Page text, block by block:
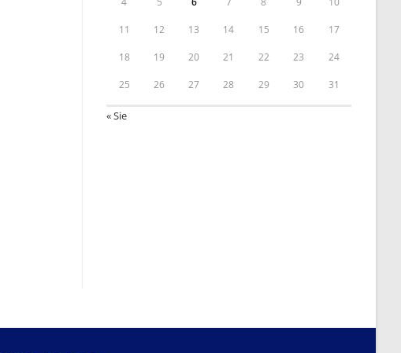
11 12 13 14 15 16 17
18 19 20 21 22 23 24
25 26 27 28 29 30 31
« Sie